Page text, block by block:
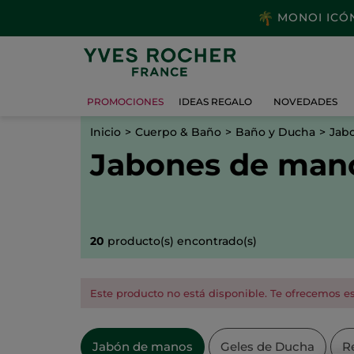
MONOI
PROMOCIONES IDEAS REGALO NOVEDADES
Inicio Cuerpo & Baño Baño y Ducha
Jabones de
20 producto(s) encontrado(s)
Este producto no está disponible. Te ofrecemos
Jabón de manos Geles de Ducha